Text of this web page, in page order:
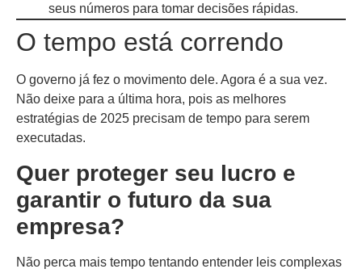
seus números para tomar decisões rápidas.
O tempo está correndo
O governo já fez o movimento dele. Agora é a sua vez.
Não deixe para a última hora, pois as melhores
estratégias de 2025 precisam de tempo para serem
executadas.
Quer proteger seu lucro e
garantir o futuro da sua
empresa?
Não perca mais tempo tentando entender leis complexas